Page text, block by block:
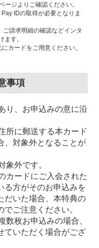
ージよりご確認ください。
IDの取得が必要となりま
請求明細の確認などインタ
ます。
カードをご用意ください。
事項
り、お申込みの意に沿
所に郵送する本カード
、対象外となることが
象外です。
カードにご入会された
る方がそのお申込みを
だいた場合、本特典の
ご注意ください。
数枚お申込みの場合、
ていただく場合がござ